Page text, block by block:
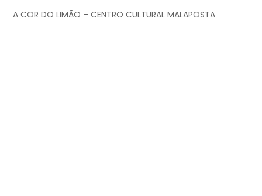
A COR DO LIMÃO – CENTRO CULTURAL MALAPOSTA